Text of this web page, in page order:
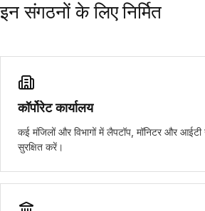
इन संगठनों के लिए निर्मित
कॉर्पोरेट कार्यालय
कई मंजिलों और विभागों में लैपटॉप, मॉनिटर और
सुरक्षित करें।